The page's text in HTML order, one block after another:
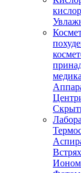
Зачем
Все
покупки
одном
месте
Личный